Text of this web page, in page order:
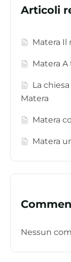
Articoli
Matera Il
Matera A
La
Matera
Matera
Matera
Nessun